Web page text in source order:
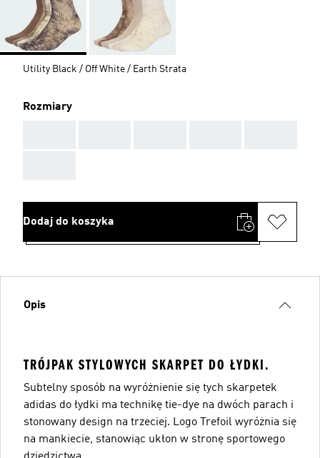
Utility Black / Off White / Earth Strata
Rozmiary
Dodaj do koszyka
Opis
TRÓJPAK STYLOWYCH SKARPET DO ŁYDKI.
Subtelny sposób na wyróżnienie się tych skarpetek
adidas do łydki ma technikę tie-dye na dwóch parach i
stonowany design na trzeciej. Logo Trefoil wyróżnia się
na mankiecie, stanowiąc ukłon w stronę sportowego